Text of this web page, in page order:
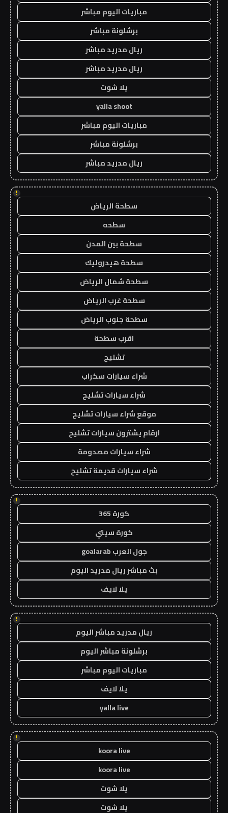
مباريات اليوم مباشر
برشلونة مباشر
ريال مدريد مباشر
ريال مدريد مباشر
يلا شوت
yalla shoot
مباريات اليوم مباشر
برشلونة مباشر
ريال مدريد مباشر
!
سطحة الرياض
سطحه
سطحة بين المدن
سطحة هيدروليك
سطحة شمال الرياض
سطحة غرب الرياض
سطحة جنوب الرياض
اقرب سطحة
تشليح
شراء سيارات سكراب
شراء سيارات تشليح
موقع شراء سيارات تشليح
ارقام يشترون سيارات تشليح
شراء سيارات مصدومة
شراء سيارات قديمة تشليح
!
كورة 365
كورة سيتي
جول العرب goalarab
بث مباشر ريال مدريد اليوم
يلا لايف
!
ريال مدريد مباشر اليوم
برشلونة مباشر اليوم
مباريات اليوم مباشر
يلا لايف
yalla live
!
koora live
koora live
يلا شوت
يلا شوت